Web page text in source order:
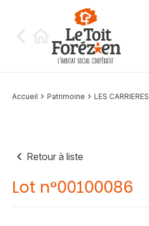
Accueil Patrimoine LES CARRIERES
Retour à liste
Lot n°00100086